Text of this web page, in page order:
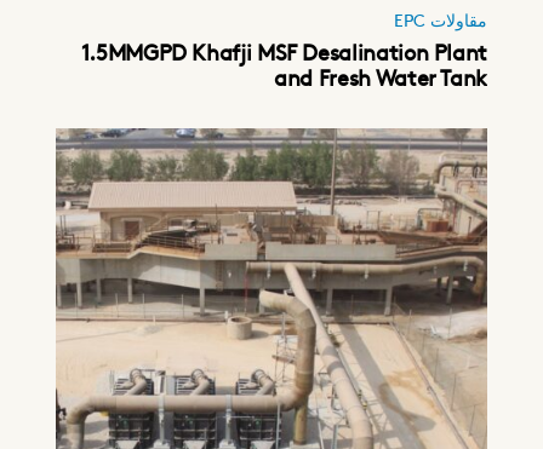
مقاولات EPC
1.5MMGPD Khafji MSF Desalination Plant
and Fresh Water Tank